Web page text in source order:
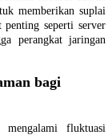
memberikan suplai
seperti server
perangkat jaringan
bagi
fluktuasi